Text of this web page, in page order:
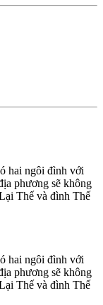
hai ngôi đình với
phương sẽ không
Thế và đình Thế
hai ngôi đình với
phương sẽ không
Thế và đình Thế